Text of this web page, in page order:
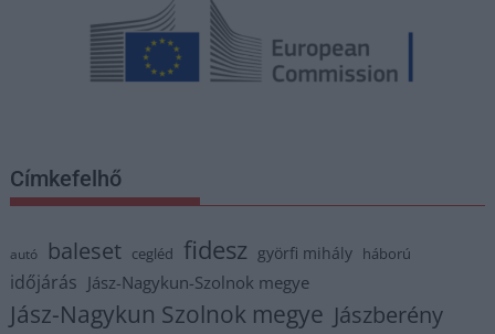
Címkefelhő
autó baleset cegléd fidesz györfi mihály háború
időjárás Jász-Nagykun-Szolnok megye
Jász-Nagykun Szolnok megye Jászberény